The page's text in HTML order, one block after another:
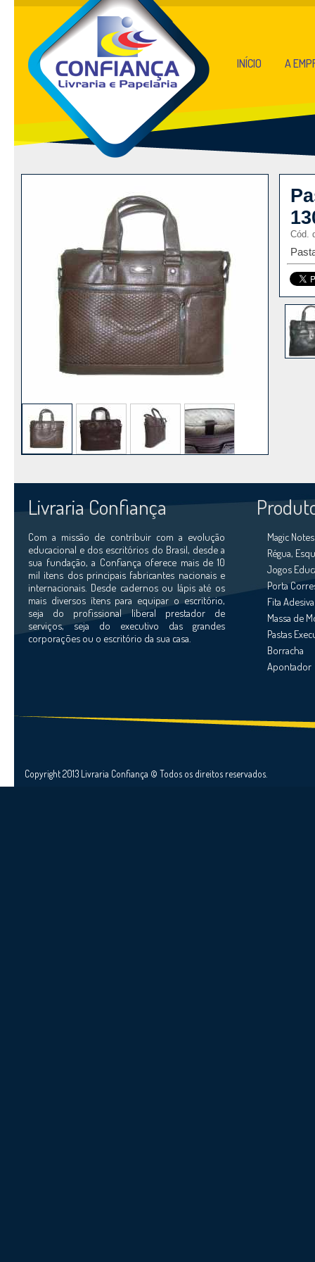
INÍCIO A
Cód.
Livraria Confiança
Com a missão de contribuir com a evolução
educacional e dos escritórios do Brasil, desde a
sua fundação, a Confiança oferece mais de 10
mil itens dos principais fabricantes nacionais e
internacionais. Desde cadernos ou lápis até os
mais diversos ítens para equipar o escritório,
seja do profissional liberal prestador de
serviços, seja do executivo das grandes
corporações ou o escritório da sua casa.
Magic
Régua,
Jogos
Porta
Fita Adesiva
Massa de
Pastas
Borracha
Apontador
Copyright 2013 Livraria Confiança © Todos os direitos reservados.